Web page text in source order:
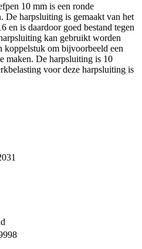
10 mm is een ronde
De harpsluiting is gemaakt van het
en is daardoor goed bestand tegen
kan gebruikt worden
koppelstuk om bijvoorbeeld een
maken. De harpsluiting is 10
voor deze harpsluiting is